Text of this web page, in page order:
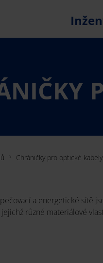
Chráničky pro optické kabely
a energetické sítě
různé materiálové